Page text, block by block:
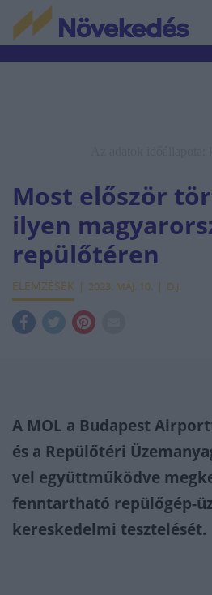
Most először
ilyen
repülőtéren
ELEMZÉSEK 2023. MÁJ. 10. D.J.
A MOL a Budapest
és a Repülőtéri
vel együttműködve
fenntartható repülőgép-
kereskedelmi tesztelését.